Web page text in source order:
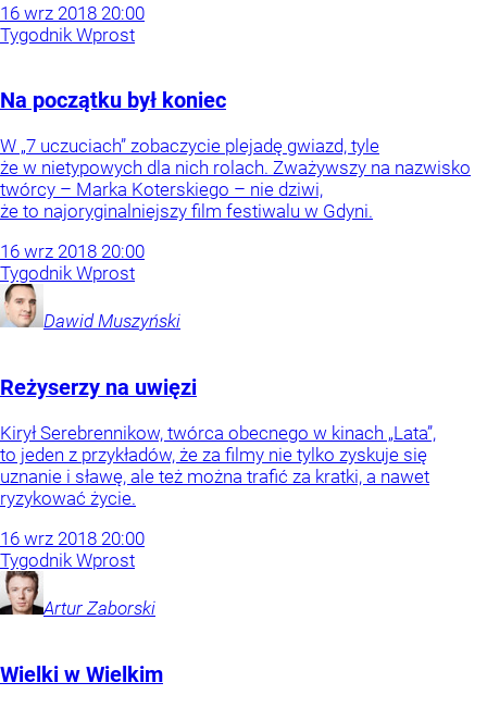
16 wrz 2018 20:00
Tygodnik Wprost
Na początku był koniec
W „7 uczuciach” zobaczycie plejadę gwiazd, tyle
że w nietypowych dla nich rolach. Zważywszy na nazwisko
twórcy – Marka Koterskiego – nie dziwi,
że to najoryginalniejszy film festiwalu w Gdyni.
16 wrz 2018 20:00
Tygodnik Wprost
Dawid Muszyński
Reżyserzy na uwięzi
Kirył Serebrennikow, twórca obecnego w kinach „Lata”,
to jeden z przykładów, że za filmy nie tylko zyskuje się
uznanie i sławę, ale też można trafić za kratki, a nawet
ryzykować życie.
16 wrz 2018 20:00
Tygodnik Wprost
Artur Zaborski
Wielki w Wielkim